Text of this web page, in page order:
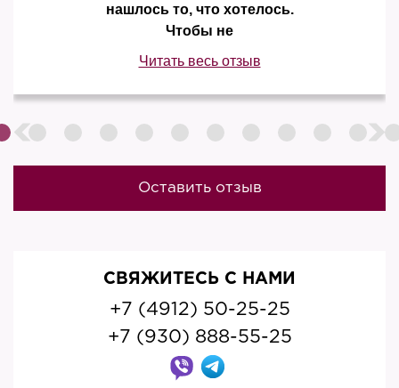
нашлось то, что хотелось.
Чтобы не
Читать весь отзыв
Оставить отзыв
СВЯЖИТЕСЬ С НАМИ
+7 (4912) 50-25-25
+7 (930) 888-55-25